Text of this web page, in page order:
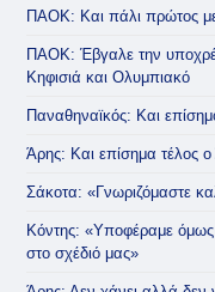
ΠΑΟΚ: Και πάλι πρώτος
ΠΑΟΚ: Έβγαλε την
Κηφισιά και Ολυμπιακό
Παναθηναϊκός: Και
Άρης: Και επίσημα τέλος
Σάκοτα: «Γνωριζόμαστε
Κόντης: «Υποφέραμε όμως
στο σχέδιό μας»